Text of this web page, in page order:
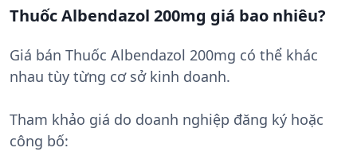
Thuốc Albendazol 200mg giá bao nhiêu?
Giá bán Thuốc Albendazol 200mg có thể khác
nhau tùy từng cơ sở kinh doanh.
Tham khảo giá do doanh nghiệp đăng ký hoặc
công bố: